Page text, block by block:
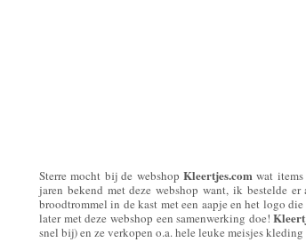
Sterre mocht bij de webshop Kleertjes.com wat
jaren bekend met deze webshop want, ik bestelde
broodtrommel in de kast met een aapje en het logo
later met deze webshop een samenwerking doe!
snel bij) en ze verkopen o.a. hele leuke meisjes kleding